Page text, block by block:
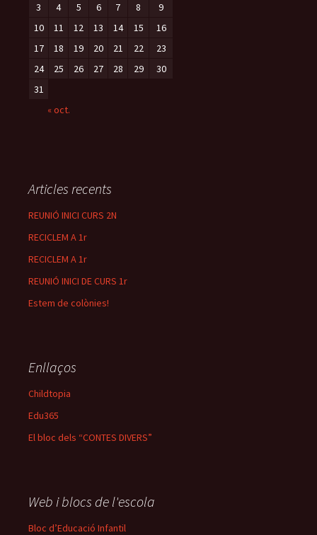
« oct.
3
4 5 6 7 8
9
10
11 12 13 14 15
16
17
18 19 20 21 22
23
24
25 26 27 28 29
30
31
Articles recents
REUNIÓ INICI CURS 2N
RECICLEM A 1r
RECICLEM A 1r
REUNIÓ INICI DE CURS 1r
Estem de colònies!
Enllaços
Childtopia
Edu365
El bloc dels “CONTES DIVERS”
Web i blocs de l'escola
Bloc d’Educació Infantil